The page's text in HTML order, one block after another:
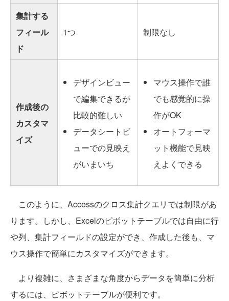
集計する
フィール
ド
1つ 制限なし
作成後の
カスタマ
イズ
デザインビュー
で編集できるが
比較的難しい
データシートビ
ューでの見映え
がいまいち
マウス操作で誰
でも感覚的に操
作がOK
オートフォーマ
ット機能で見映
えよくできる
このように、Accessのクロス集計クエリでは制限があ
ります。しかし、Excelのピボットテーブルでは自由に行
や列、集計フィールドの設定ができ、作成した後も、マ
ウス操作で簡単にカスタマイズができます。
より複雑に、さまざまな角度からデータを簡単に分析
するには、ピボットテーブルが便利です。